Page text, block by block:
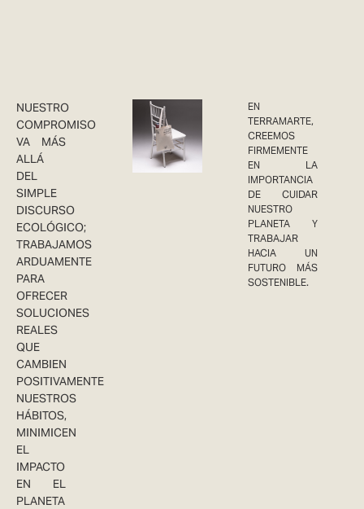
NUESTRO
COMPROMISO
VA MÁS
ALLÁ
DEL
SIMPLE
DISCURSO
ECOLÓGICO;
TRABAJAMOS
ARDUAMENTE
PARA
OFRECER
SOLUCIONES
REALES
QUE
CAMBIEN
POSITIVAMENTE
NUESTROS
HÁBITOS,
MINIMICEN
EL
IMPACTO
EN EL
PLANETA
EN
TERRAMARTE,
CREEMOS
FIRMEMENTE
EN LA
IMPORTANCIA
DE CUIDAR
NUESTRO
PLANETA Y
TRABAJAR
HACIA UN
FUTURO MÁS
SOSTENIBLE.